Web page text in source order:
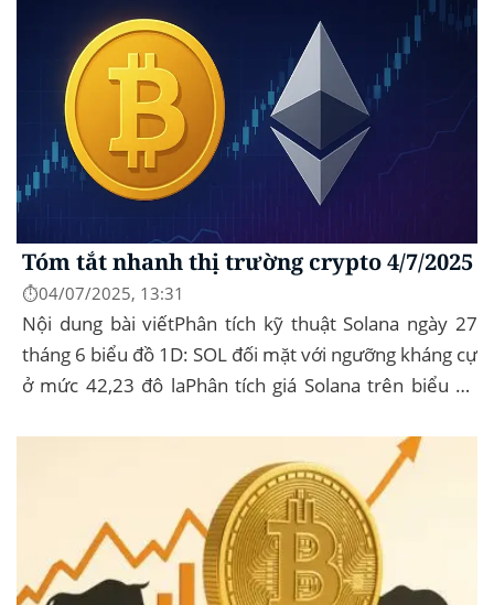
Tóm tắt nhanh thị trường crypto 4/7/2025
⏱️04/07/2025, 13:31
Nội dung bài viếtPhân tích kỹ thuật Solana ngày 27
tháng 6 biểu đồ 1D: SOL đối mặt với ngưỡng kháng cự
ở mức 42,23 đô laPhân tích giá Solana trên biểu đồ